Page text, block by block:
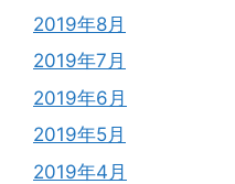
2019年8月
2019年7月
2019年6月
2019年5月
2019年4月